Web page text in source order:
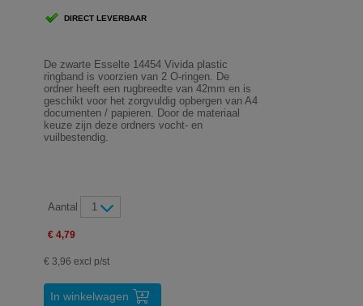
DIRECT LEVERBAAR
De zwarte Esselte 14454 Vivida plastic
ringband is voorzien van 2 O-ringen. De
ordner heeft een rugbreedte van 42mm en is
geschikt voor het zorgvuldig opbergen van A4
documenten / papieren. Door de materiaal
keuze zijn deze ordners vocht- en
vuilbestendig.
Aantal 1
€ 4,79
€ 3,96 excl p/st
In winkelwagen